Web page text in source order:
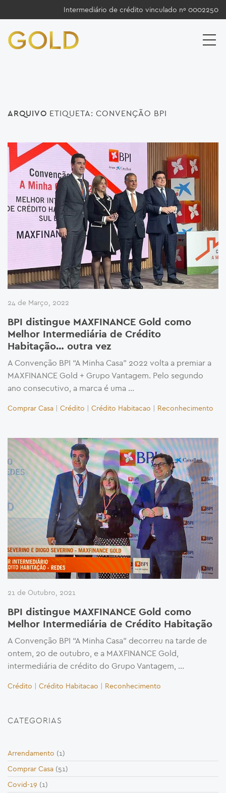
Intermediário de crédito vinculado nº 0002250
ARQUIVO ETIQUETA: CONVENÇÃO BPI
24 de Março, 2022
BPI distingue MAXFINANCE Gold como
Melhor Intermediária de Crédito
Habitação… outra vez
A Convenção BPI “A Minha Casa” 2022 volta a premiar a
MAXFINANCE Gold + Grupo Vantagem. Pelo segundo
ano consecutivo, a marca é uma …
Comprar Casa Crédito Crédito Habitacao Reconhecimento
21 de Outubro, 2021
BPI distingue MAXFINANCE Gold como
Melhor Intermediária de Crédito Habitação
A Convenção BPI “A Minha Casa” decorreu na tarde de
ontem, 20 de outubro, e a MAXFINANCE Gold,
intermediária de crédito do Grupo Vantagem, …
Crédito | Crédito Habitacao | Reconhecimento
CATEGORIAS
Arrendamento (1)
Comprar Casa (51)
Covid-19 (1)